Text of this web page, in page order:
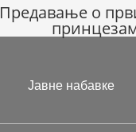
Предавање о
Јавне набавке